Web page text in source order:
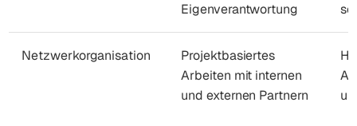
Eigenverantwortung
Netzwerkorganisation
Projektbasiertes
Arbeiten mit internen
und externen Partnern